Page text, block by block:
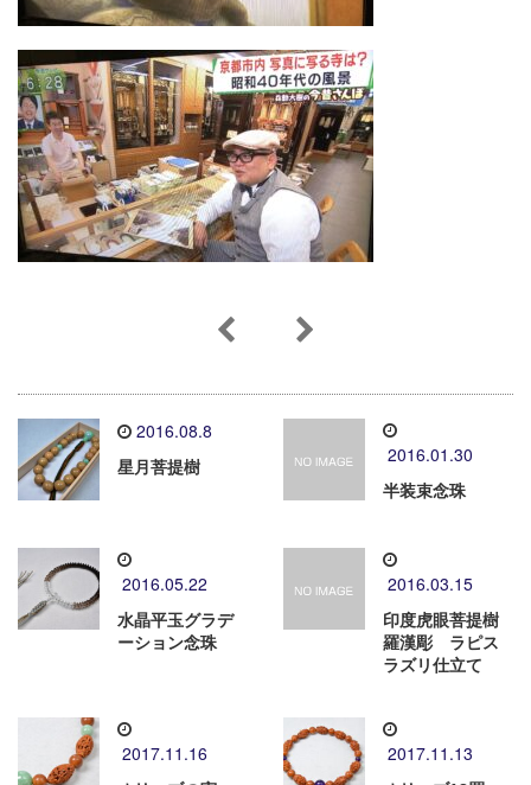
2016.08.8
星月菩提樹
2016.01.30
半装束念珠
2016.05.22
水晶平玉グラデ
ーション念珠
2016.03.15
印度虎眼菩提樹
羅漢彫 ラピス
ラズリ仕立て
2017.11.16 2017.11.13